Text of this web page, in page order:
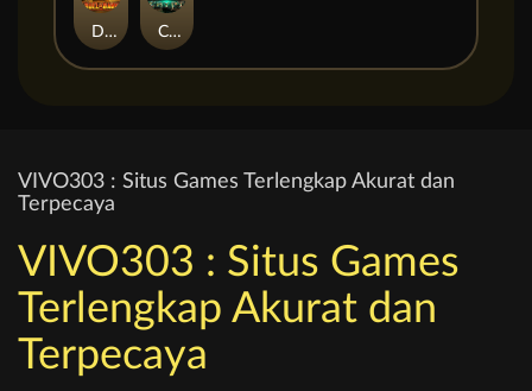
Duel at Dawn Cursed Crypt
VIVO303 : Situs Games Terlengkap Akurat dan
Terpecaya
VIVO303 : Situs Games
Terlengkap Akurat dan
Terpecaya